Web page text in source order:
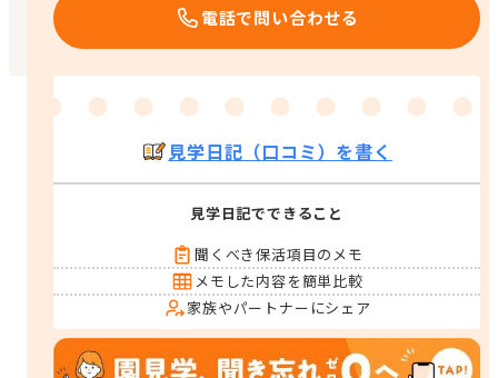
電話で問い合わせる
見学日記（口コミ）を書く
見学日記でできること
聞くべき保活項目のメモ
メモした内容を簡単比較
家族やパートナーにシェア